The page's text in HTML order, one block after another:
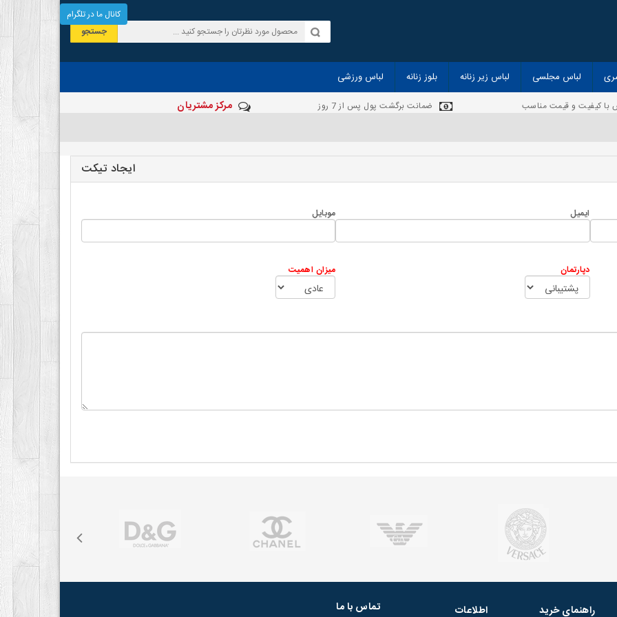
جستجو
لباس مجلسی لباس زیر زنانه بلوز زنانه لباس ورزشی
با کیفیت و قیمت مناسب ضمانت برگشت پول پس از 7 روز مرکز مشتریان
ایجاد تیکت
ایمیل موبایل
دپارتمان میزان اهمیت
راهنمای خرید اطلاعات تماس با ما
کانال ما در تلگرام